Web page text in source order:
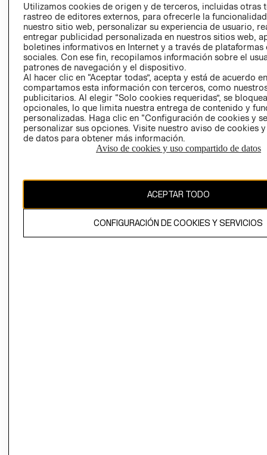
AVISO DE
PRIVACIDAD
GIFT CARD
AVISO DE
El contenido de esta página web está protegido por copyright y es
Utilizamos cookies de origen y de terceros, incluidas otras
rastreo de editores externos, para ofrecerle la
nuestro sitio web, personalizar su experiencia de usuario,
entregar publicidad personalizada en nuestros sitios web,
boletines informativos en Internet y a través de plataformas
sociales. Con ese fin, recopilamos información sobre el
patrones de navegación y el dispositivo.
Al hacer clic en “Aceptar todas”, acepta y está de acuerdo
compartamos esta información con terceros, como
publicitarios. Al elegir “Solo cookies requeridas”, se
opcionales, lo que limita nuestra entrega de contenido y
personalizadas. Haga clic en “Configuración de cookies y
personalizar sus opciones. Visite nuestro aviso de cookies
de datos para obtener más información.
Aviso de cookies y uso compartido de datos
ACEPTAR TODO
CONFIGURACIÓN DE COOKIES Y SERVICIOS